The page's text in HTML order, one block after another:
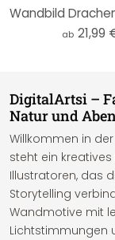
ab 21,99
DigitalArtsi –
Natur und
Willkommen in
steht ein
Illustratoren, das
Storytelling
Wandmotive mit
Lichtstimmungen